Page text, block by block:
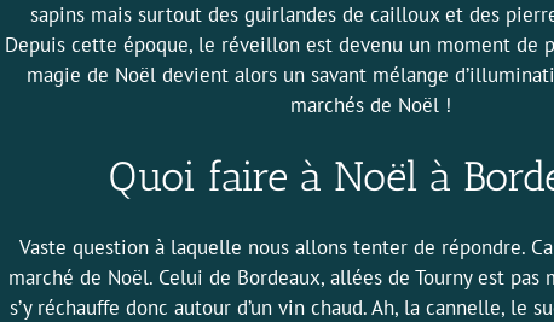
sapins mais surtout des guirlandes de cailloux et des
Depuis cette époque, le réveillon est devenu un moment de
magie de Noël devient alors un savant mélange
marchés de Noël !
Quoi faire à Noël à
Vaste question à laquelle nous allons tenter de répondre.
marché de Noël. Celui de Bordeaux, allées de Tourny est
s’y réchauffe donc autour d’un vin chaud. Ah, la cannelle, le